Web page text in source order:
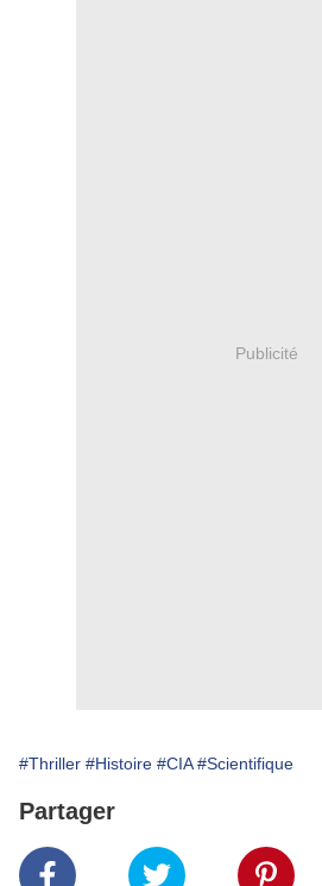
Publicité
#Thriller #Histoire #CIA #Scientifique
Partager